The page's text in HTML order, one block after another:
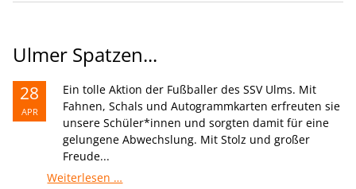
Ulmer Spatzen...
28
APR
Ein tolle Aktion der Fußballer des SSV Ulms. Mit
Fahnen, Schals und Autogrammkarten erfreuten sie
unsere Schüler*innen und sorgten damit für eine
gelungene Abwechslung. Mit Stolz und großer
Freude...
Weiterlesen …